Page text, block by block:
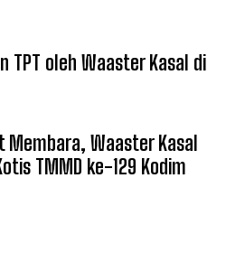
TPT oleh Waaster Kasal di
Membara, Waaster Kasal
TMMD ke-129 Kodim